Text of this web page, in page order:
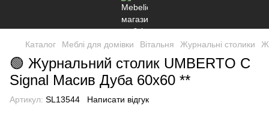
Каталог Меблі для домівки Вітальня Журнальні столики
🟢 Журнальний столик UMBERTO C
Signal Масив Дуба 60x60 **
Артикул: SL13544 Написати відгук